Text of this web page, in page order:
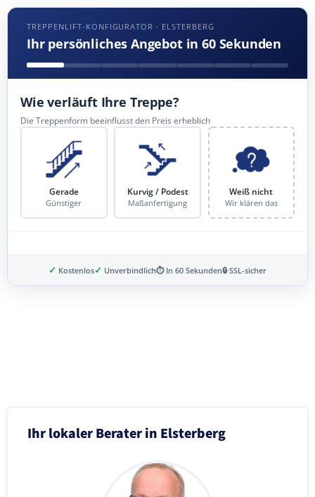
TREPPENLIFT-KONFIGURATOR · ELSTERBERG
Ihr persönliches Angebot in 60 Sekunden
Wie verläuft Ihre Treppe?
Die Treppenform beeinflusst den Preis erheblich
Gerade
Günstiger
Kurvig / Podest
Maßanfertigung
Weiß nicht
Wir klären das
✓ Kostenlos✓ Unverbindlich⏱ In 60 Sekunden🔒 SSL-sicher
Ihr lokaler Berater in Elsterberg